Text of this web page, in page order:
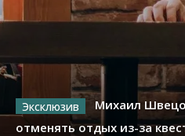
Михаил
отменять отдых из-за